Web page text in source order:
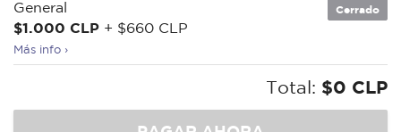
General
$1.000 CLP + $660 CLP
Más info ›
Cerrado
Total: $0 CLP